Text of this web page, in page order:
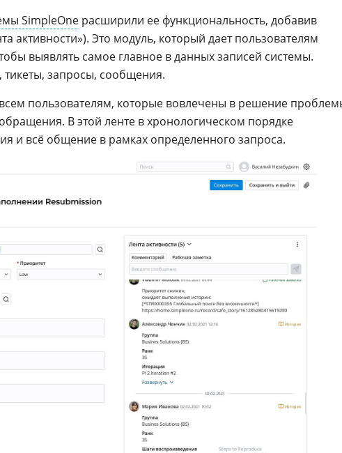
SimpleOne расширили ее функциональность, добавив
активности»). Это модуль, который дает пользователям
выявлять самое главное в данных записей системы.
запросы, сообщения.
пользователям, которые вовлечены в решение
В этой ленте в хронологическом порядке
и всё общение в рамках определенного запроса.